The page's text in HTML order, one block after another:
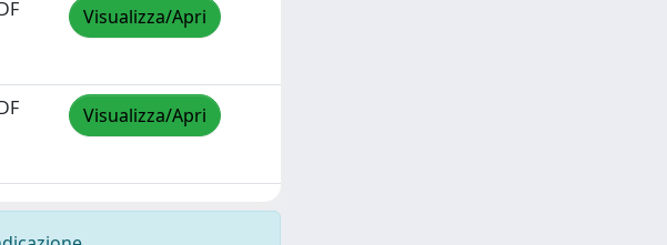
Visualizza/Apri
Visualizza/Apri